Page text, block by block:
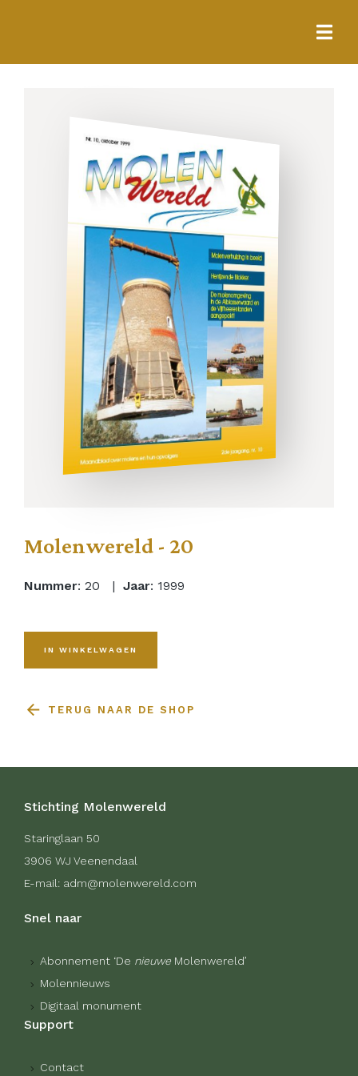
Molenwereld - 20
Nummer: 20 | Jaar: 1999
IN WINKELWAGEN
TERUG NAAR DE SHOP
Stichting Molenwereld
Staringlaan 50
3906 WJ Veenendaal
E-mail: adm@molenwereld.com
Snel naar
Abonnement ‘De nieuwe Molenwereld’
Molennieuws
Digitaal monument
Support
Contact